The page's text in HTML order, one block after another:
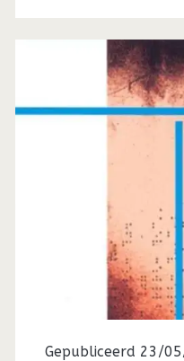
The
Comsat
Gepubliceerd 23/